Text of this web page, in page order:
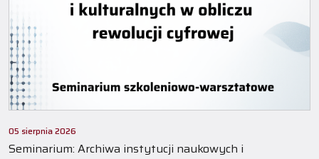
05 sierpnia 2026
Seminarium: Archiwa instytucji naukowych i